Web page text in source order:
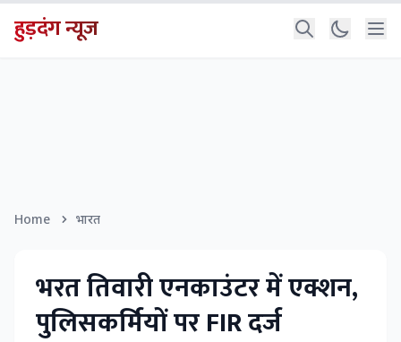
हुड़दंग न्यूज
Home भारत
भरत तिवारी एनकाउंटर में एक्शन,
पुलिसकर्मियों पर FIR दर्ज